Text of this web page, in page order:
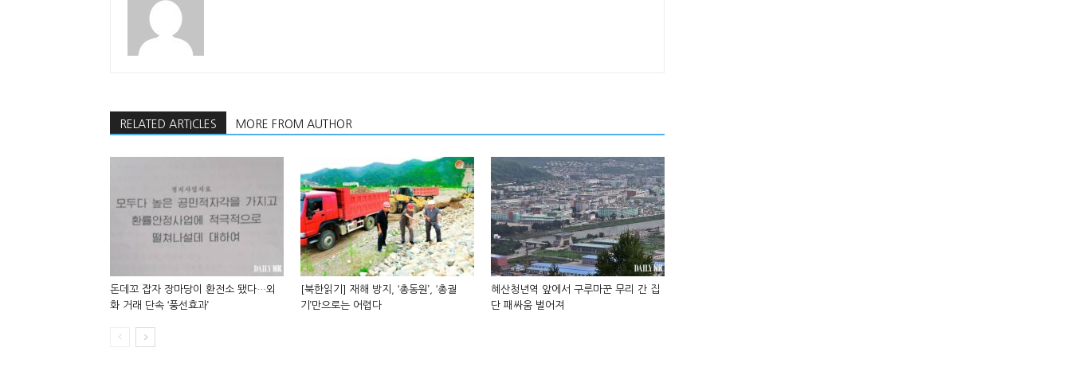
RELATED ARTICLES MORE FROM AUTHOR
돈데꼬 잡자 장마당이 환전소 됐다…외
화 거래 단속 ‘풍선효과’
[북한읽기] 재해 방지, ‘총동원’, ‘총궐
기’만으로는 어렵다
혜산청년역 앞에서 구루마꾼 무리 간 집
단 패싸움 벌어져